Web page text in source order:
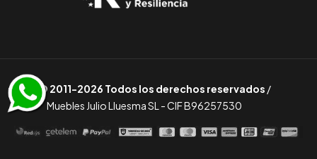
© 2011-2026 Todos los derechos reservados /
Muebles Julio Lluesma SL - CIF B96257530